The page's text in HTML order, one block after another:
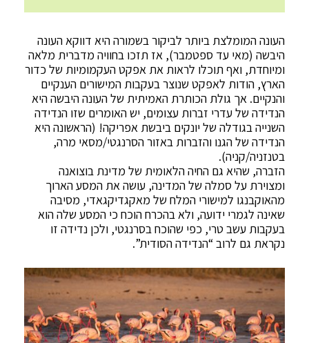
העונה המומלצת ביותר לביקור בשמורה היא דווקא העונה
היבשה (מאי עד ספטמבר), אז תזכו בחוויה מדברית מלאה
ומיוחדת, ואף תוכלו לראות את אפקט העקמומיות של כדור
הארץ, הודות לאפקט שנוצר בעקבות המישורים הענקיים
והנקיים. אך גולת הכותרת האמיתית של העונה היבשה היא
הנדידה של עדרי זברות עצומים, יש האומרים שזו הנדידה
השנייה בגודלה של יונקים ביבשת אפריקה! (הראשונה היא
הנדידה של הגנו והזברות באזור הסרנגטי/מסאי מרה,
בטנזניה/קניה).
הזברה, שהיא גם החיה הלאומית של מדינת בוצואנה
ומצוירת על סמלה של המדינה, עושה את המסע הארוך
מהאוקבנגו למישורי המלח של מאקגדיקגאדי, מסיבה
שאינה לגמרי ידועה, ולא בהכרח הוכח כי המסע שלה הוא
בעקבות עשב טרי, כפי שהוכח בסרנגטי, ולכן נדידה זו
נקראת גם לרוב “הנדידה הסודית”.